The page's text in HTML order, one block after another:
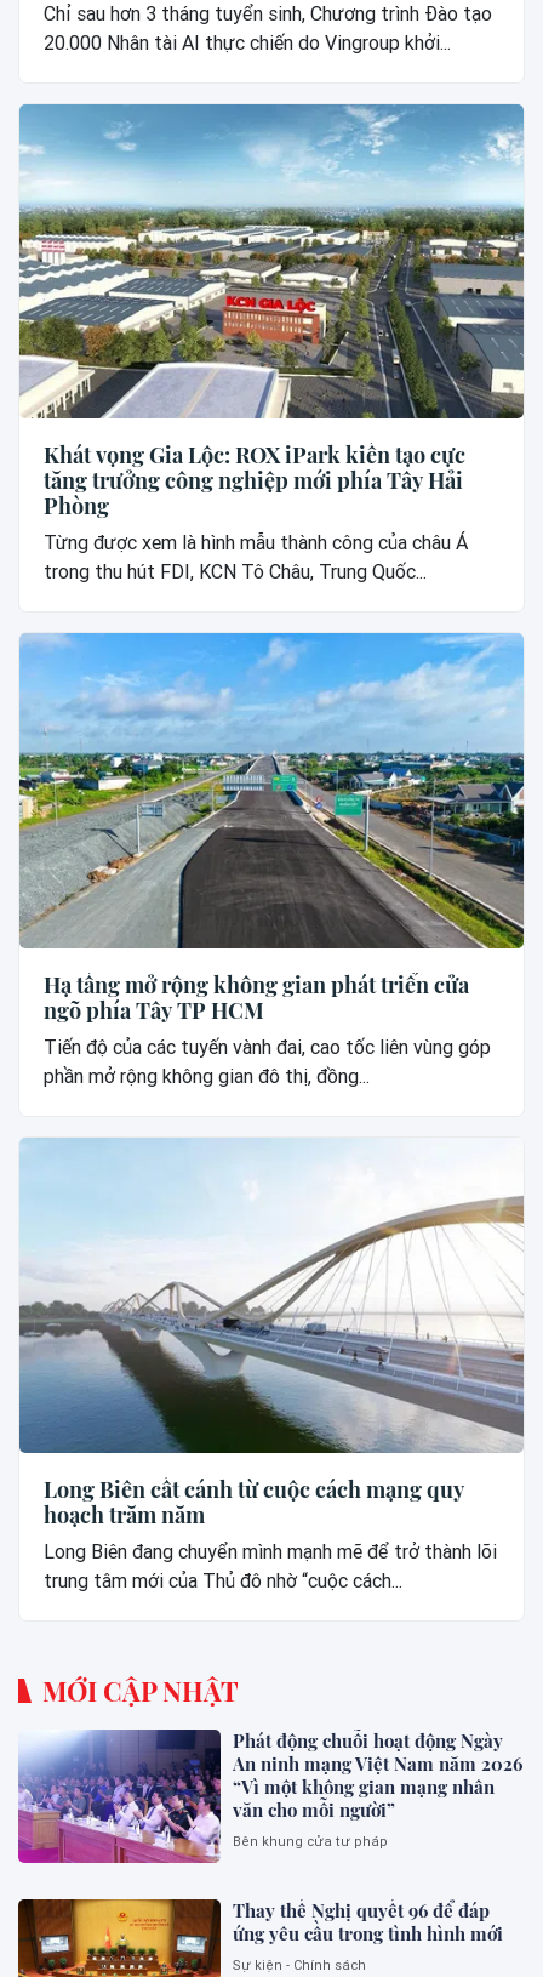
Chỉ sau hơn 3 tháng tuyển sinh, Chương trình Đào tạo
20.000 Nhân tài AI thực chiến do Vingroup khởi...
Khát vọng Gia Lộc: ROX iPark kiến tạo cực
tăng trưởng công nghiệp mới phía Tây Hải
Phòng
Từng được xem là hình mẫu thành công của châu Á
trong thu hút FDI, KCN Tô Châu, Trung Quốc...
Hạ tầng mở rộng không gian phát triển cửa
ngõ phía Tây TP HCM
Tiến độ của các tuyến vành đai, cao tốc liên vùng góp
phần mở rộng không gian đô thị, đồng...
Long Biên cất cánh từ cuộc cách mạng quy
hoạch trăm năm
Long Biên đang chuyển mình mạnh mẽ để trở thành lõi
trung tâm mới của Thủ đô nhờ “cuộc cách...
MỚI CẬP NHẬT
Phát động chuỗi hoạt động Ngày
An ninh mạng Việt Nam năm 2026
“Vì một không gian mạng nhân
văn cho mỗi người”
Bên khung cửa tư pháp
Thay thế Nghị quyết 96 để đáp
ứng yêu cầu trong tình hình mới
Sự kiện - Chính sách